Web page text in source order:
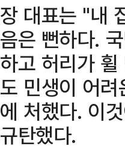
장 대표는 "내
음은 뻔하다.
하고 허리가
도 민생이 어
에 처했다. 이
규탄했다.